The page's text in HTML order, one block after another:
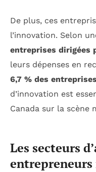
De plus, ces
l’innovation. Selon
entreprises dirigées
leurs dépenses en
6,7 % des entreprises
d’innovation est
Canada sur la scène
Les secteurs